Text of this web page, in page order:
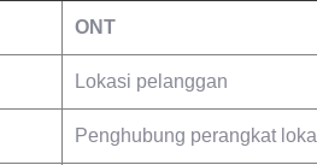
ONT
Lokasi pelanggan
Penghubung perangkat lokal